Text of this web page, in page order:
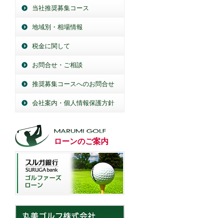
当社推奨募集コース
地域別・相場情報
税金に関して
お問合せ・ご相談
推奨募集コースへのお問合せ
会社案内・個人情報保護方針
ローンのご案内